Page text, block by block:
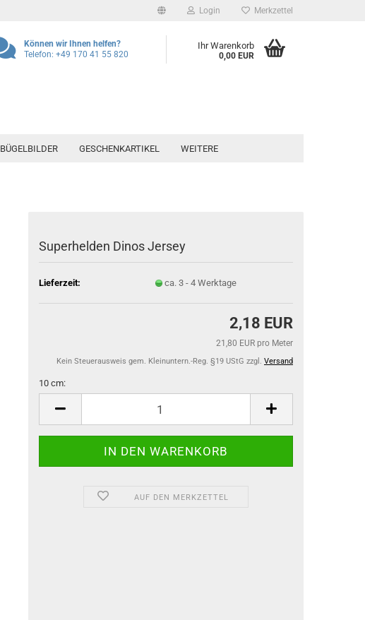
Login Merkzettel
Können wir Ihnen helfen?
Telefon: +49 170 41 55 820
Ihr Warenkorb
0,00 EUR
BÜGELBILDER GESCHENKARTIKEL WEITERE
Superhelden Dinos Jersey
Lieferzeit: ca. 3 - 4 Werktage
2,18 EUR
21,80 EUR pro Meter
Kein Steuerausweis gem. Kleinuntern.-Reg. §19 UStG zzgl. Versand
10 cm:
AUF DEN MERKZETTEL